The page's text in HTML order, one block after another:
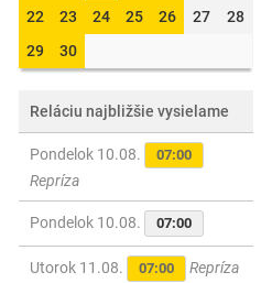
22
23 24 25 26 27
28
29
30
Reláciu najbližšie vysielame
Pondelok 10.08. 07:00
Repríza
Pondelok 10.08. 07:00
Utorok 11.08. 07:00 Repríza